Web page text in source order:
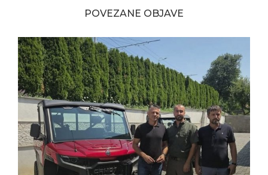
POVEZANE OBJAVE